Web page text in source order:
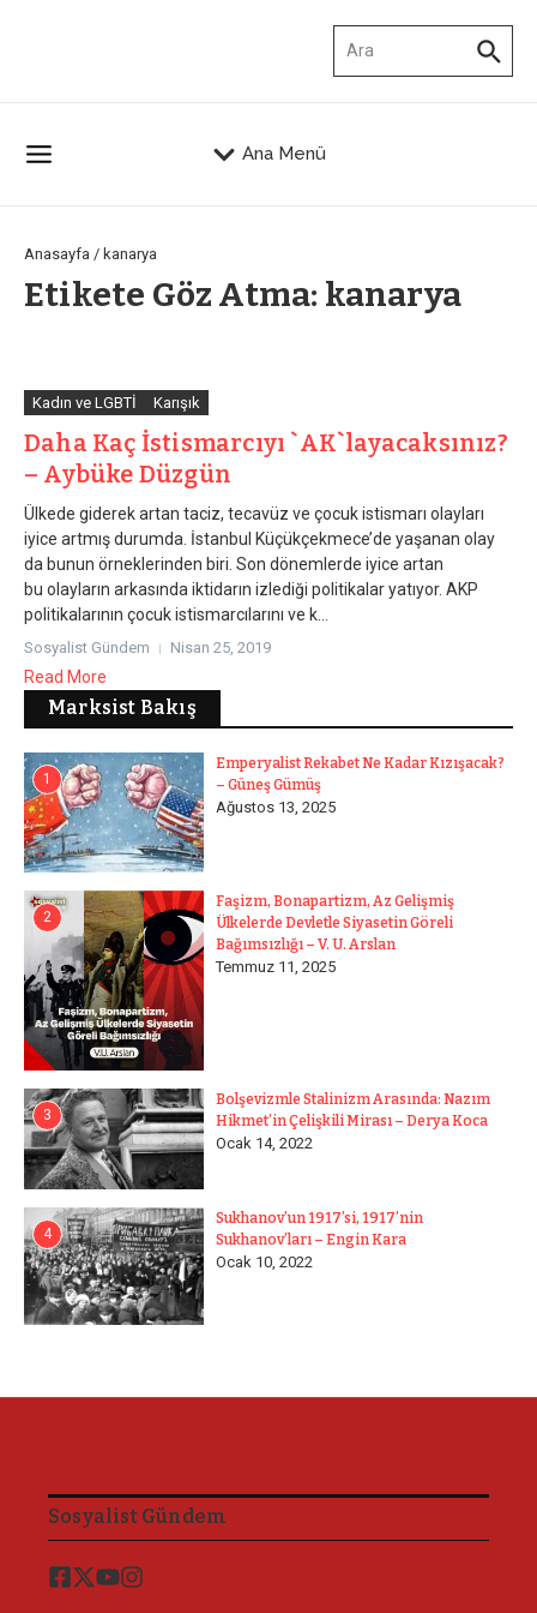
Ana Menü
Anasayfa / kanarya
Etikete Göz Atma: kanarya
Kadın ve LGBTİ Karışık
Daha Kaç İstismarcıyı `AK`layacaksınız?
– Aybüke Düzgün
Ülkede giderek artan taciz, tecavüz ve çocuk istismarı olayları
iyice artmış durumda. İstanbul Küçükçekmece’de yaşanan olay
da bunun örneklerinden biri. Son dönemlerde iyice artan
bu olayların arkasında iktidarın izlediği politikalar yatıyor. AKP
politikalarının çocuk istismarcılarını ve k...
Sosyalist Gündem Nisan 25, 2019
Read More
Marksist Bakış
1
Emperyalist Rekabet Ne Kadar Kızışacak?
– Güneş Gümüş
Ağustos 13, 2025
2
Faşizm, Bonapartizm, Az Gelişmiş
Ülkelerde Devletle Siyasetin Göreli
Bağımsızlığı – V. U. Arslan
Temmuz 11, 2025
3
Bolşevizmle Stalinizm Arasında: Nazım
Hikmet’in Çelişkili Mirası – Derya Koca
Ocak 14, 2022
4
Sukhanov’un 1917’si, 1917’nin
Sukhanov’ları – Engin Kara
Ocak 10, 2022
Sosyalist Gündem